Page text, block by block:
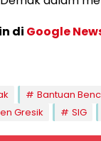
di Google
Bantuan
Gresik SIG